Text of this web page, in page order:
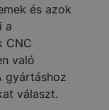
és azok
a
CNC
való
gyártáshoz
választ.